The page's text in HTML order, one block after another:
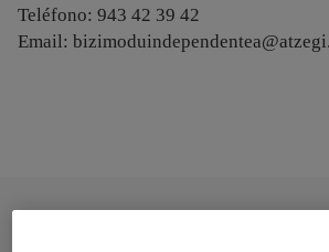
Teléfono: 943 42 39 42
Email: